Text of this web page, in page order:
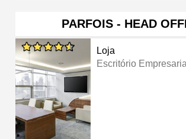
PARFOIS - HEAD
Loja
Escritório Empresarial